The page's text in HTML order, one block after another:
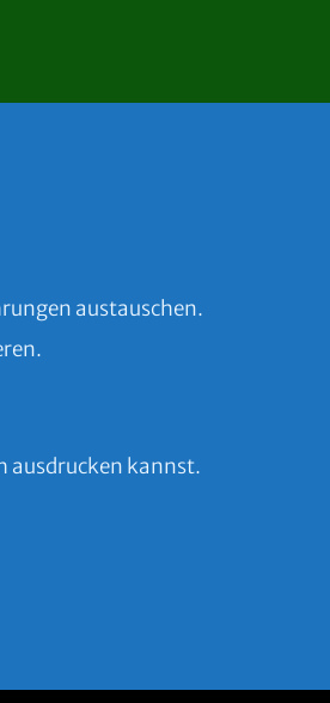
austauschen.
ausdrucken kannst.